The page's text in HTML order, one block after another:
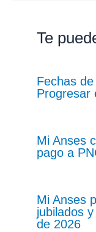
Te
Fechas
Progresar
Mi Anses
pago a
Mi Anses
jubilados
de 2026